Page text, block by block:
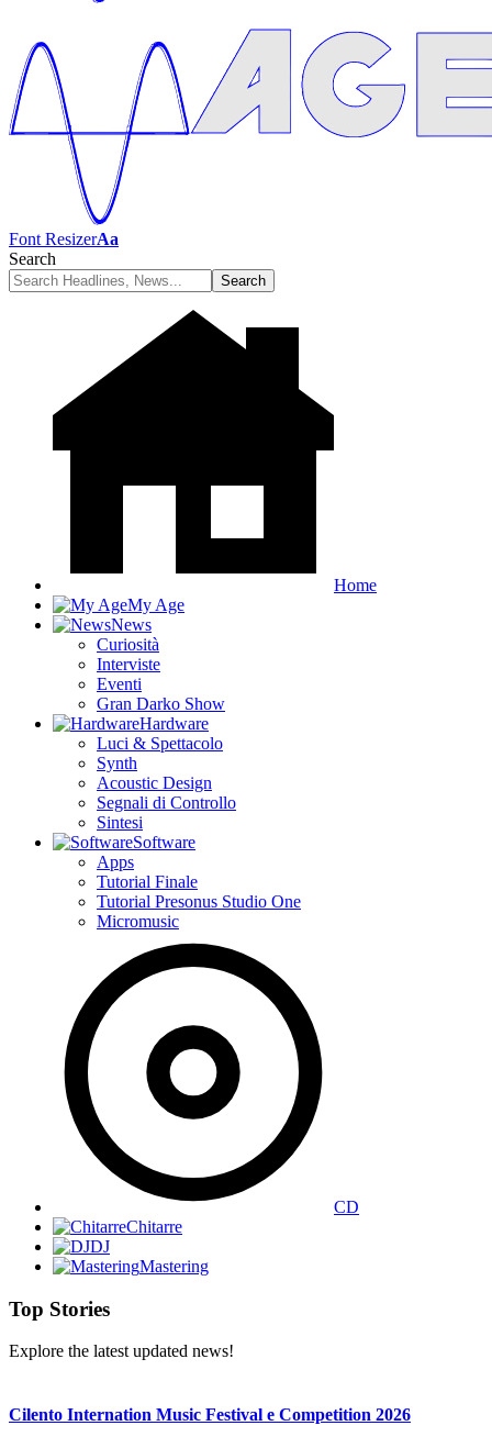
Font ResizerAa
Search
Home
My Age
News
Curiosità
Interviste
Eventi
Gran Darko Show
Hardware
Luci & Spettacolo
Synth
Acoustic Design
Segnali di Controllo
Sintesi
Software
Apps
Tutorial Finale
Tutorial Presonus Studio One
Micromusic
CD
Chitarre
DJ
Mastering
Top Stories
Explore the latest updated news!
Cilento Internation Music Festival e Competition 2026